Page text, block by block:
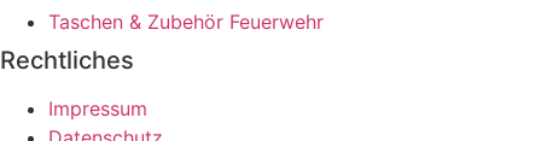
Taschen & Zubehör Feuerwehr
Rechtliches
Impressum